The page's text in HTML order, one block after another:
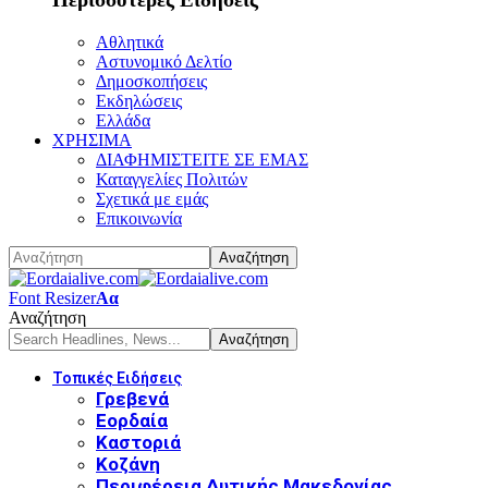
Αθλητικά
Αστυνομικό Δελτίο
Δημοσκοπήσεις
Εκδηλώσεις
Ελλάδα
ΧΡΗΣΙΜΑ
ΔΙΑΦΗΜΙΣΤΕΙΤΕ ΣΕ ΕΜΑΣ
Καταγγελίες Πολιτών
Σχετικά με εμάς
Επικοινωνία
Font ResizerΑα
Αναζήτηση
Τοπικές Ειδήσεις
Γρεβενά
Εορδαία
Καστοριά
Κοζάνη